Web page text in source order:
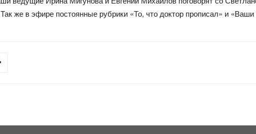
Так же в эфире постоянные рубрики «То, что доктор прописал» и